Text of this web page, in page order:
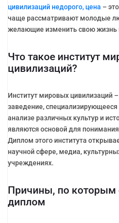
цивилизаций недорого, цена –
чаще рассматривают молодые
желающие изменить свою жизнь
Что такое институт
цивилизаций?
Институт мировых цивилизаций –
заведение, специализирующееся
анализе различных культур и
являются основой для
Диплом этого института
научной сфере, медиа,
учреждениях.
Причины, по которым
диплом